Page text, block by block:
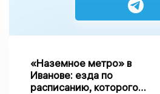
«Наземное метро» в
Иванове: езда по
расписанию, которого